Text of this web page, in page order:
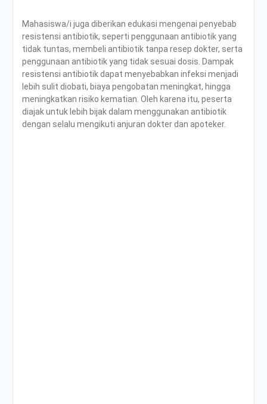
Mahasiswa/i juga diberikan edukasi mengenai penyebab
resistensi antibiotik, seperti penggunaan antibiotik yang
tidak tuntas, membeli antibiotik tanpa resep dokter, serta
penggunaan antibiotik yang tidak sesuai dosis. Dampak
resistensi antibiotik dapat menyebabkan infeksi menjadi
lebih sulit diobati, biaya pengobatan meningkat, hingga
meningkatkan risiko kematian. Oleh karena itu, peserta
diajak untuk lebih bijak dalam menggunakan antibiotik
dengan selalu mengikuti anjuran dokter dan apoteker.